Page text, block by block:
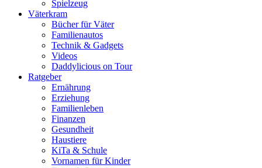
Spielzeug
Väterkram
Bücher für Väter
Familienautos
Technik & Gadgets
Videos
Daddylicious on Tour
Ratgeber
Ernährung
Erziehung
Familienleben
Finanzen
Gesundheit
Haustiere
KiTa & Schule
Vornamen für Kinder